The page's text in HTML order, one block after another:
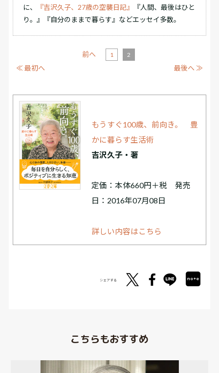
に、
『吉沢久子、27歳の空襲日記』
『人間、最後はひと
り。』『自分のままで暮らす』などエッセイ多数。
≪ 最初へ
前へ 1 2
最後へ ≫
もうすぐ100歳、前向き。 豊
かに暮らす生活術
吉沢久子・著
定価：本体660円＋税 発売
日：2016年07月08日
詳しい内容はこちら
シェアする
こちらもおすすめ